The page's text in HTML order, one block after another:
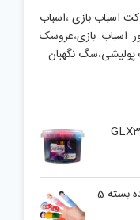
اسباب بازی،اسباب
اسباب بازی،عروسک
،سگ نگهبان
عروسک انگشتی شادی رویان مدل خانواده بسته 5